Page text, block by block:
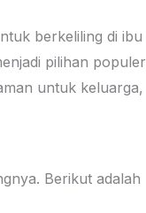
berkeliling di ibu
pilihan populer
untuk keluarga,
Berikut adalah